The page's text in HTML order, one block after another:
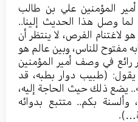
المؤمنين علي بن طالب
لما وصل هذا الحديث إلينا..
لاغتنام الفرص، لا ينتظر أن
مفتوح للناس، وبين عالم هو
في وصف أمير المؤمنين
(طبيب دوار بطبه، قد
يضع ذلك حيث الحاجة إليه،
بكم.. متتبع بدوائه